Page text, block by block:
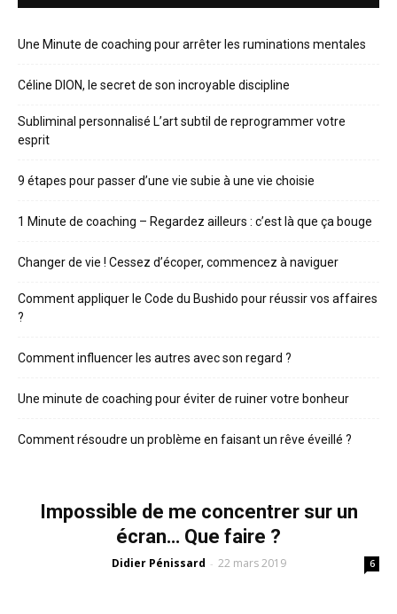
Une Minute de coaching pour arrêter les ruminations mentales
Céline DION, le secret de son incroyable discipline
Subliminal personnalisé L’art subtil de reprogrammer votre
esprit
9 étapes pour passer d’une vie subie à une vie choisie
1 Minute de coaching – Regardez ailleurs : c’est là que ça bouge
Changer de vie ! Cessez d’écoper, commencez à naviguer
Comment appliquer le Code du Bushido pour réussir vos affaires
?
Comment influencer les autres avec son regard ?
Une minute de coaching pour éviter de ruiner votre bonheur
Comment résoudre un problème en faisant un rêve éveillé ?
Impossible de me concentrer sur un
écran… Que faire ?
Didier Pénissard - 22 mars 2019 6